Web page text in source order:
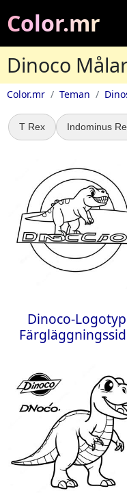
Color.mr
Dinoco
Color.mr Teman
T Rex Indominus
Dinoco-Logotyp